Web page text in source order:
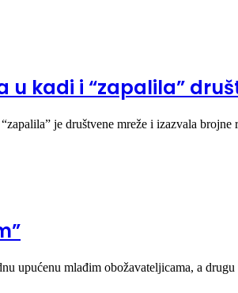
kadi i “zapalila”
je društvene mreže i izazvala
upućenu mlađim obožavateljicama, a